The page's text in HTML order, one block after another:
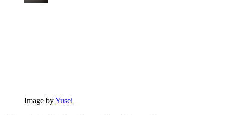
Image byYusei